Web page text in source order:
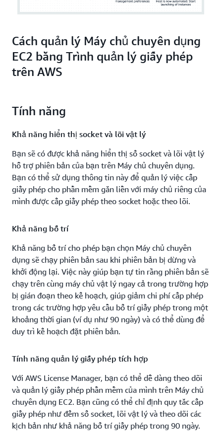
một máy chủ chuyên dụng mới được phân bổ, nhằm
sàng cao.
Cách quản lý Máy chủ chuyên dụng
EC2 bằng Trình quản lý giấy phép
trên AWS
Tính năng
Khả năng hiển thị socket và lõi vật lý
Bạn sẽ có được khả năng hiển thị số socket và lõi vật lý
hỗ trợ phiên bản của bạn trên Máy chủ chuyên dụng.
Bạn có thể sử dụng thông tin này để quản lý việc cấp
giấy phép cho phần mềm gắn liền với máy chủ riêng của
mình được cấp giấy phép theo socket hoặc theo lõi.
Khả năng bố trí
Khả năng bố trí cho phép bạn chọn Máy chủ chuyên
dụng sẽ chạy phiên bản sau khi phiên bản bị dừng và
khởi động lại. Việc này giúp bạn tự tin rằng phiên bản sẽ
chạy trên cùng máy chủ vật lý ngay cả trong trường hợp
bị gián đoạn theo kế hoạch, giúp giảm chi phí cấp phép
trong các trường hợp yêu cầu bố trí giấy phép trong một
khoảng thời gian (ví dụ như 90 ngày) và có thể dùng để
duy trì kế hoạch đặt phiên bản.
Tính năng quản lý giấy phép tích hợp
Với AWS License Manager, bạn có thể dễ dàng theo dõi
và quản lý giấy phép phần mềm của mình trên Máy chủ
chuyên dụng EC2. Bạn cũng có thể chỉ định quy tắc cấp
giấy phép như đếm số socket, lõi vật lý và theo dõi các
kịch bản như khả năng bố trí giấy phép trong 90 ngày.